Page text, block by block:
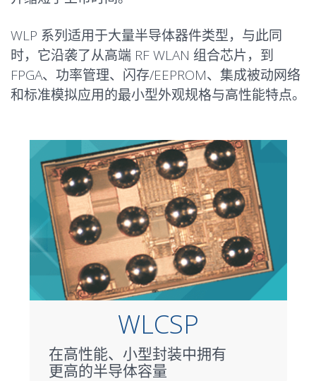
WLP 系列适用于大量半导体器件类型，与此同
时，它沿袭了从高端 RF WLAN 组合芯片，到
FPGA、功率管理、闪存/EEPROM、集成被动网络
和标准模拟应用的最小型外观规格与高性能特点。
WLCSP
在高性能、小型封装中拥有
更高的半导体容量